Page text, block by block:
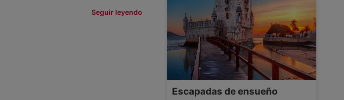
Seguir leyendo
Escapadas de ensueño